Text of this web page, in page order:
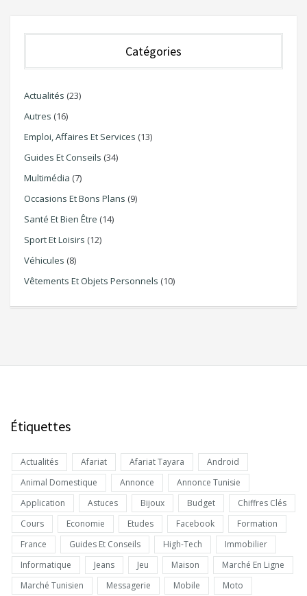
Catégories
Actualités (23)
Autres (16)
Emploi, Affaires Et Services (13)
Guides Et Conseils (34)
Multimédia (7)
Occasions Et Bons Plans (9)
Santé Et Bien Être (14)
Sport Et Loisirs (12)
Véhicules (8)
Vêtements Et Objets Personnels (10)
Étiquettes
Actualités Afariat Afariat Tayara
Android
Animal Domestique
Annonce
Annonce Tunisie
Application
Astuces Bijoux Budget
Chiffres Clés
Cours
Economie Etudes Facebook
Formation
France
Guides Et Conseils High-Tech
Immobilier
Informatique
Jeans Jeu Maison
Marché En Ligne
Marché Tunisien
Messagerie Mobile
Moto